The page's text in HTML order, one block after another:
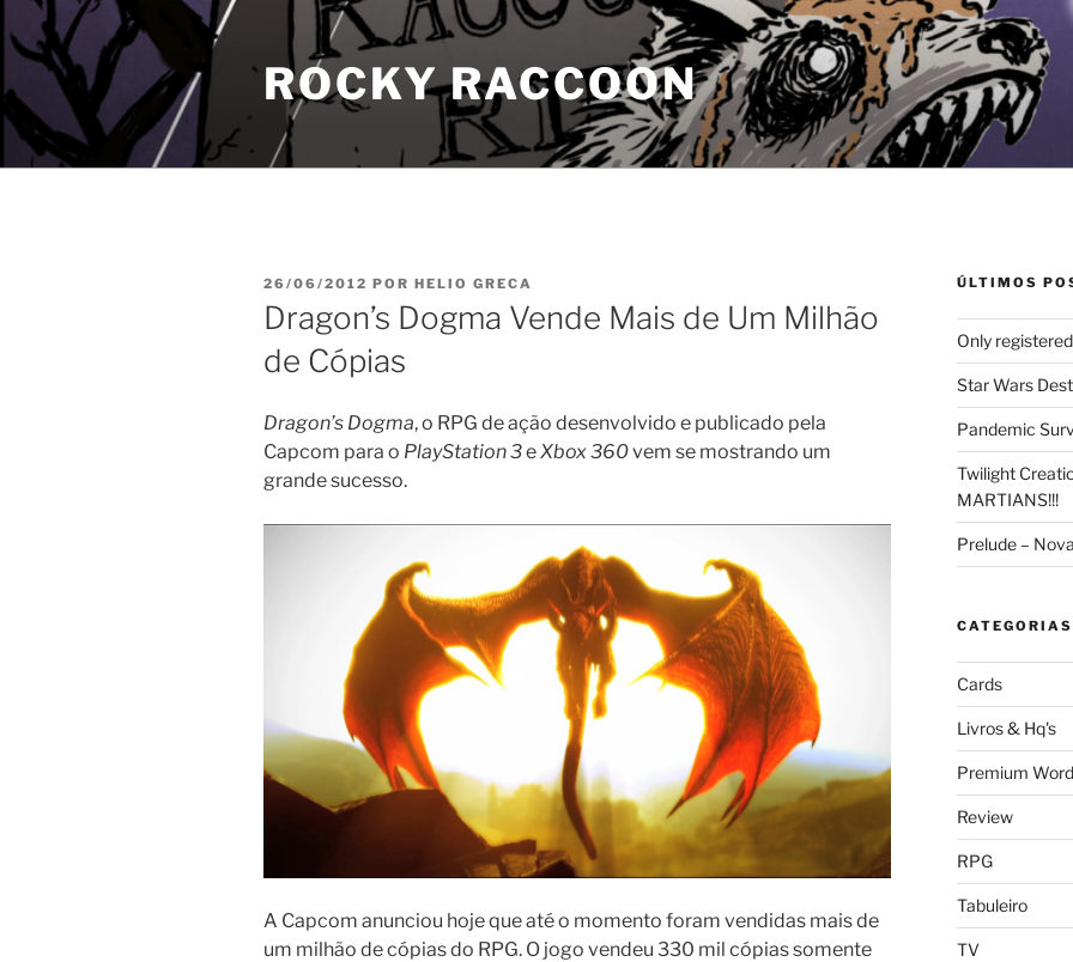
Pular
para
conteúdo
ROCKY RACCOON
PUBLICADO
EM
26/06/2012 POR HELIO GRECA
Dragon’s Dogma Vende Mais de Um Milhão
de Cópias
Dragon’s Dogma, o RPG de ação desenvolvido e publicado pela
Capcom para o PlayStation 3eXbox 360vem se mostrando um
grande sucesso.
A Capcom anunciou hoje que até o momento foram vendidas mais de
um milhão de cópias do RPG. O jogo vendeu 330 mil cópias somente
ÚLTIMOS
Only
Star Wars
Pandemic
Twilight
MARTIANS!!!
Prelude –
CATEGORIAS
Cards
Livros & Hq's
Premium
Review
RPG
Tabuleiro
TV